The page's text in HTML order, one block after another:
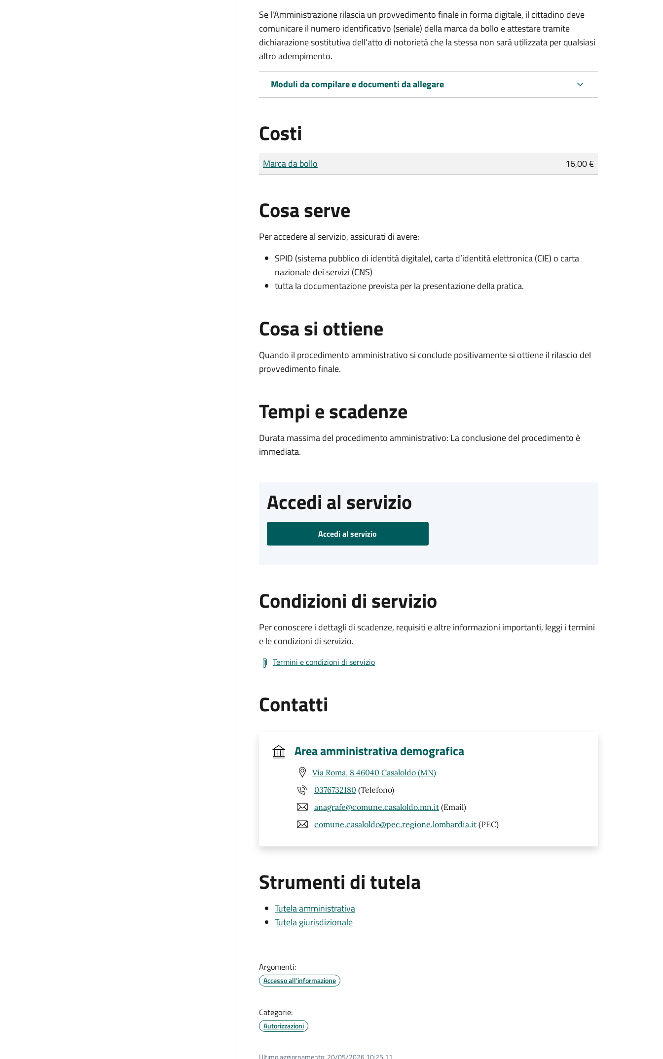
Se l'Amministrazione rilascia un provvedimento finale in forma digitale, il cittadino deve
comunicare il numero identificativo (seriale) della marca da bollo e attestare tramite
dichiarazione sostitutiva dell’atto di notorietà che la stessa non sarà utilizzata per qualsiasi
altro adempimento.
Moduli da compilare e documenti da allegare
Costi
Tipo di pagamento
Importo
Marca da bollo 16,00 €
Cosa serve
Per accedere al servizio, assicurati di avere:
SPID (sistema pubblico di identità digitale), carta d’identità elettronica (CIE) o carta
nazionale dei servizi (CNS)
tutta la documentazione prevista per la presentazione della pratica.
Cosa si ottiene
Quando il procedimento amministrativo si conclude positivamente si ottiene il rilascio del
provvedimento finale.
Tempi e scadenze
Durata massima del procedimento amministrativo: La conclusione del procedimento è
immediata.
Accedi al servizio
Accedi al servizio
Condizioni di servizio
Per conoscere i dettagli di scadenze, requisiti e altre informazioni importanti, leggi i termini
e le condizioni di servizio.
Termini e condizioni di servizio
Contatti
Area amministrativa demografica
Via Roma, 8 46040 Casaloldo (MN)
0376732180 (Telefono)
anagrafe@comune.casaloldo.mn.it (Email)
comune.casaloldo@pec.regione.lombardia.it (PEC)
Strumenti di tutela
Tutela amministrativa
Tutela giurisdizionale
Argomenti:
Accesso all'informazione
Categorie:
Autorizzazioni
Ultimo aggiornamento: 20/05/2026 10:25.11